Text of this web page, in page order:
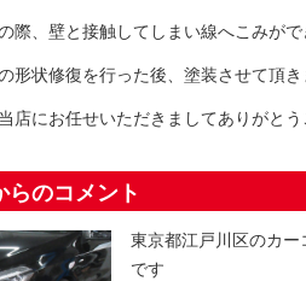
際、壁と接触してしまい線へこみがで
形状修復を行った後、塗装させて頂き
店にお任せいただきましてありがとう
らのコメント
東京都江戸川区のカ
です